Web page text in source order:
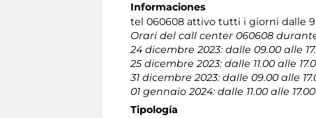
Informaciones
tel 060608 attivo tutti i giorni dalle
Orari del call center 060608
24 dicembre 2023: dalle 09.00 alle
25 dicembre 2023: dalle 11.00 alle
31 dicembre 2023: dalle 09.00 alle
01 gennaio 2024: dalle 11.00 alle 17.00
Tipología